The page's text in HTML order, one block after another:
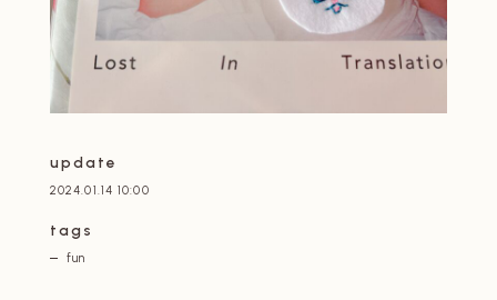
update
2024.01.14 10:00
tags
fun